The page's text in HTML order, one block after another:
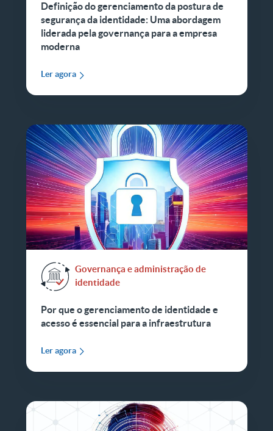
Definição do gerenciamento da postura de
segurança da identidade: Uma abordagem
liderada pela governança para a empresa
moderna
Ler agora
Governança e administração de
identidade
Por que o gerenciamento de identidade e
acesso é essencial para a infraestrutura
Ler agora